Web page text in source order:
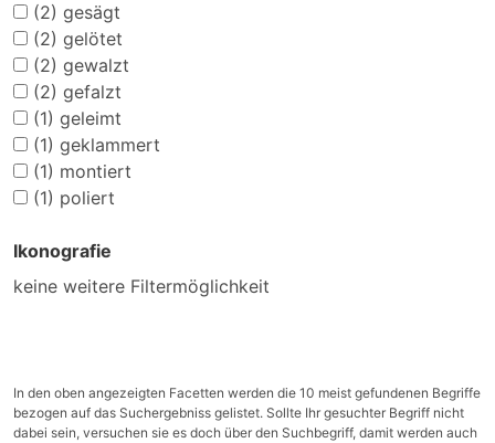
(2) gesägt
(2) gelötet
(2) gewalzt
(2) gefalzt
(1) geleimt
(1) geklammert
(1) montiert
(1) poliert
Ikonografie
keine weitere Filtermöglichkeit
In den oben angezeigten Facetten werden die 10 meist gefundenen Begriffe
bezogen auf das Suchergebniss gelistet. Sollte Ihr gesuchter Begriff nicht
dabei sein, versuchen sie es doch über den Suchbegriff, damit werden auch